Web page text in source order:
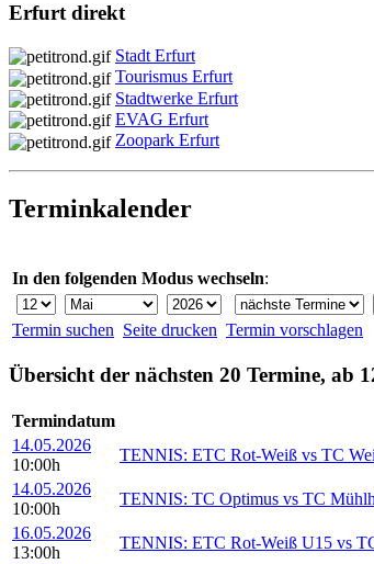
Erfurt direkt
Stadt Erfurt
Tourismus Erfurt
Stadtwerke Erfurt
EVAG Erfurt
Zoopark Erfurt
Terminkalender
In den folgenden Modus wechseln:
Termin suchen Seite drucken Termin vorschlagen
Übersicht der nächsten 20 Termine, ab
Termindatum
14.05.2026
10:00h
TENNIS: ETC Rot-Weiß vs TC
14.05.2026
10:00h
TENNIS: TC Optimus vs TC
16.05.2026
13:00h
TENNIS: ETC Rot-Weiß U15 vs